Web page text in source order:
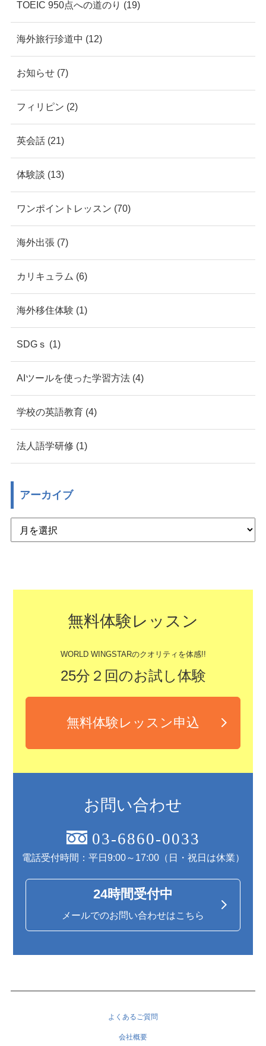
TOEIC 950点への道のり (19)
海外旅行珍道中 (12)
お知らせ (7)
フィリピン (2)
英会話 (21)
体験談 (13)
ワンポイントレッスン (70)
海外出張 (7)
カリキュラム (6)
海外移住体験 (1)
SDGｓ (1)
AIツールを使った学習方法 (4)
学校の英語教育 (4)
法人語学研修 (1)
アーカイブ
無料体験レッスン
WORLD WINGSTARのクオリティを体感!!
25分２回のお試し体験
無料体験レッスン申込
お問い合わせ
03-6860-0033
電話受付時間：平日9:00～17:00（日・祝日は休業）
24時間受付中
メールでのお問い合わせはこちら
よくあるご質問
会社概要